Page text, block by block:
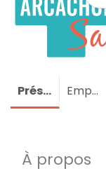
Présentation Emploi
À propos